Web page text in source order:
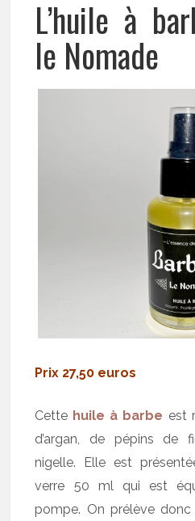
L’huile à
le Nomade
Prix 27,50 euros
Cette huile à barbe est
d’argan, de pépins de
nigelle. Elle est
verre 50 ml qui est
pompe. On prélève donc